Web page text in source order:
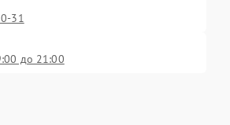
31
до 21:00